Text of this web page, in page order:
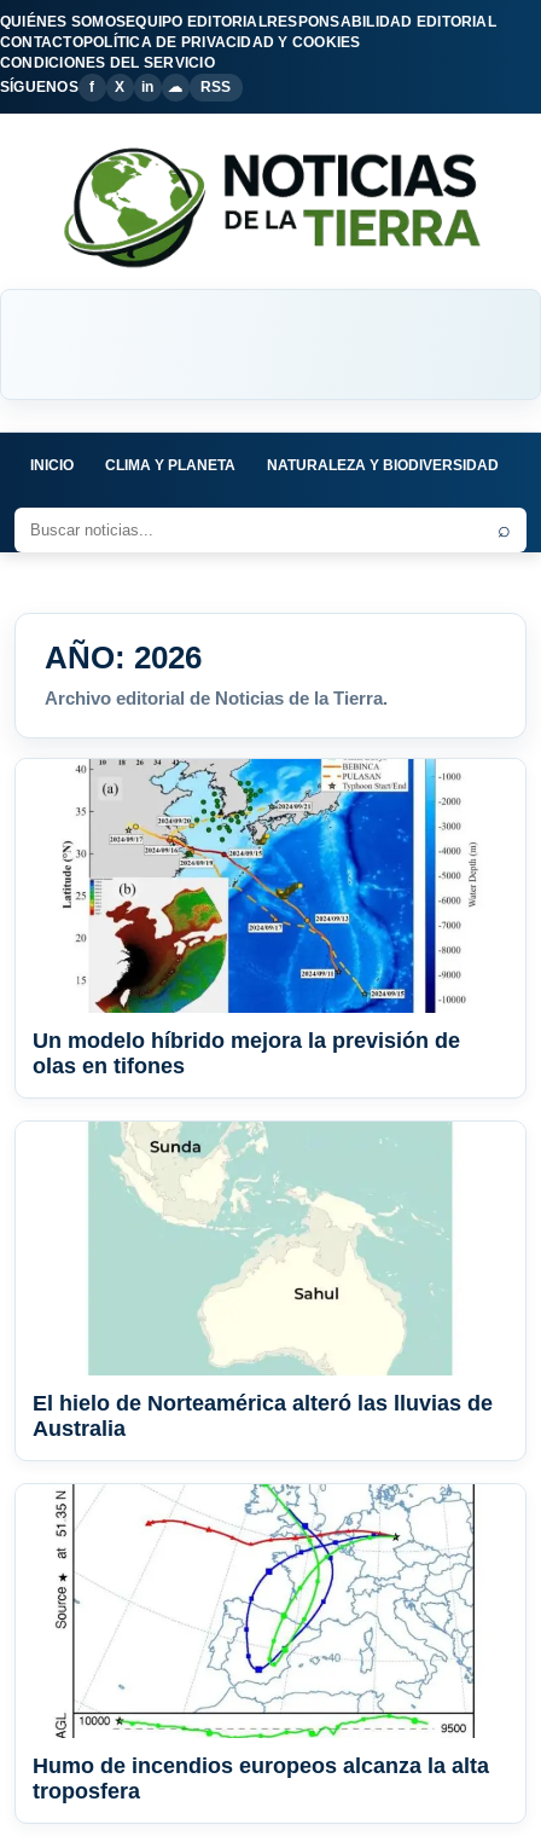
QUIÉNES SOMOSEQUIPO EDITORIALRESPONSABILIDAD EDITORIAL
CONTACTOPOLÍTICA DE PRIVACIDAD Y COOKIES
CONDICIONES DEL SERVICIO
SÍGUENOS
f X in ☁ RSS
INICIO CLIMA Y PLANETA NATURALEZA Y BIODIVERSIDAD
⌕
AÑO: 2026
Archivo editorial de Noticias de la Tierra.
Un modelo híbrido mejora la previsión de
olas en tifones
El hielo de Norteamérica alteró las lluvias de
Australia
Humo de incendios europeos alcanza la alta
troposfera